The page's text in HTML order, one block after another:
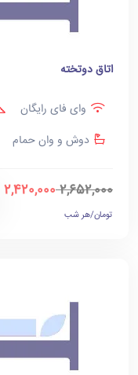
اتاق دوتخته
وای فای رایگان
دوش و وان حمام
2,652,000
2,420,000
تومان/هر شب